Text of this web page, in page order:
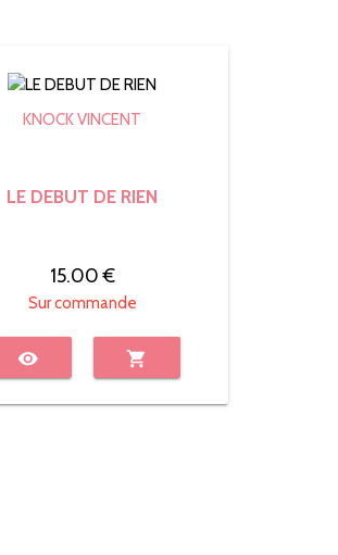
KNOCK VINCENT
LE DEBUT DE RIEN
15.00 €
Sur commande
visibility shopping_cart